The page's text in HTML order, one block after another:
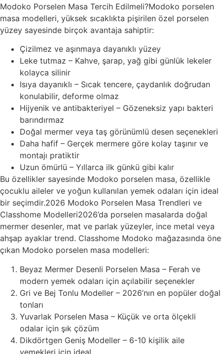
Modoko Porselen Masa Tercih Edilmeli?Modoko porselen
masa modelleri, yüksek sıcaklıkta pişirilen özel porselen
yüzey sayesinde birçok avantaja sahiptir:
Çizilmez ve aşınmaya dayanıklı yüzey
Leke tutmaz – Kahve, şarap, yağ gibi günlük lekeler
kolayca silinir
Isıya dayanıklı – Sıcak tencere, çaydanlık doğrudan
konulabilir, deforme olmaz
Hijyenik ve antibakteriyel – Gözeneksiz yapı bakteri
barındırmaz
Doğal mermer veya taş görünümlü desen seçenekleri
Daha hafif – Gerçek mermere göre kolay taşınır ve
montajı pratiktir
Uzun ömürlü – Yıllarca ilk günkü gibi kalır
Bu özellikler sayesinde Modoko porselen masa, özellikle
çocuklu aileler ve yoğun kullanılan yemek odaları için ideal
bir seçimdir.2026 Modoko Porselen Masa Trendleri ve
Classhome Modelleri2026’da porselen masalarda doğal
mermer desenler, mat ve parlak yüzeyler, ince metal veya
ahşap ayaklar trend. Classhome Modoko mağazasında öne
çıkan Modoko porselen masa modelleri:
Beyaz Mermer Desenli Porselen Masa – Ferah ve
modern yemek odaları için açılabilir seçenekler
Gri ve Bej Tonlu Modeller – 2026’nın en popüler doğal
tonları
Yuvarlak Porselen Masa – Küçük ve orta ölçekli
odalar için şık çözüm
Dikdörtgen Geniş Modeller – 6-10 kişilik aile
yemekleri için ideal